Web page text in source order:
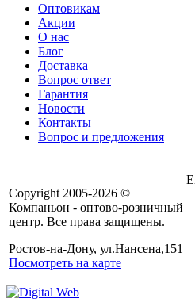
Оптовикам
Акции
О нас
Блог
Доставка
Вопрос ответ
Гарантия
Новости
Контакты
Вопрос и предложения
Copyright 2005-2026 ©
Компаньон - оптово-розничный
центр. Все права защищены.
Ростов-на-Дону, ул.Нансена,151
Посмотреть на карте